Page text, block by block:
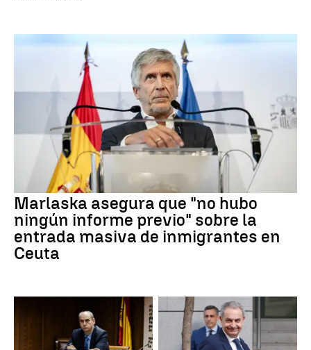
Marlaska asegura que "no hubo
ningún informe previo" sobre la
entrada masiva de inmigrantes en
Ceuta